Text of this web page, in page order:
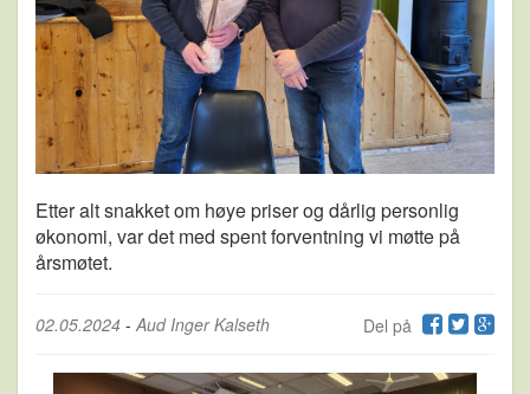
Etter alt snakket om høye priser og dårlig personlig
økonomi, var det med spent forventning vi møtte på
årsmøtet.
Del på
02.05.2024 - Aud Inger Kalseth